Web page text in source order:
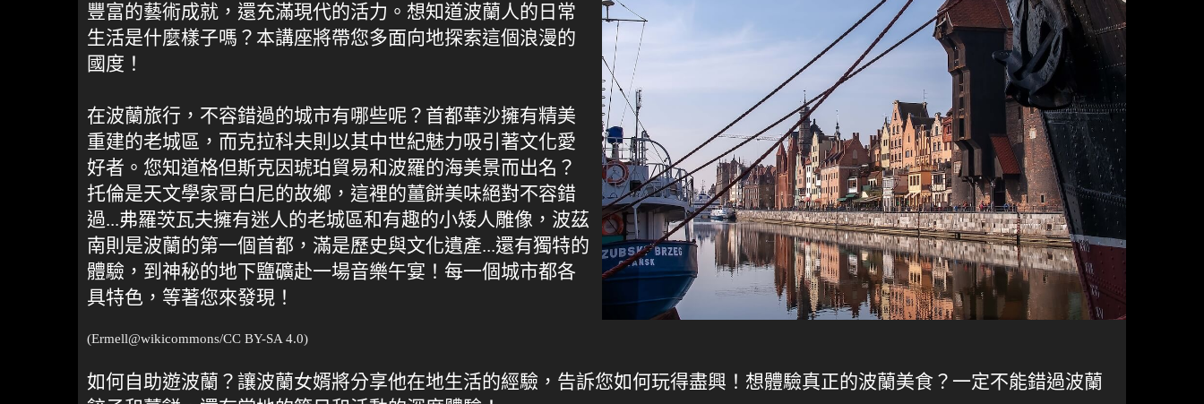
豐富的藝術成就，還充滿現代的活力。想知道波蘭人的日常
生活是什麼樣子嗎？本講座將帶您多面向地探索這個浪漫的
國度！
在波蘭旅行，不容錯過的城市有哪些呢？首都華沙擁有精美
重建的老城區，而克拉科夫則以其中世紀魅力吸引著文化愛
好者。您知道格但斯克因琥珀貿易和波羅的海美景而出名？
托倫是天文學家哥白尼的故鄉，這裡的薑餅美味絕對不容錯
過...弗羅茨瓦夫擁有迷人的老城區和有趣的小矮人雕像，波茲
南則是波蘭的第一個首都，滿是歷史與文化遺產...還有獨特的
體驗，到神秘的地下鹽礦赴一場音樂午宴！每一個城市都各
具特色，等著您來發現！
(Ermell@wikicommons/CC BY-SA 4.0)
如何自助遊波蘭？讓波蘭女婿將分享他在地生活的經驗，告訴您如何玩得盡興！想體驗真正的波蘭美食？一定不能錯過波蘭